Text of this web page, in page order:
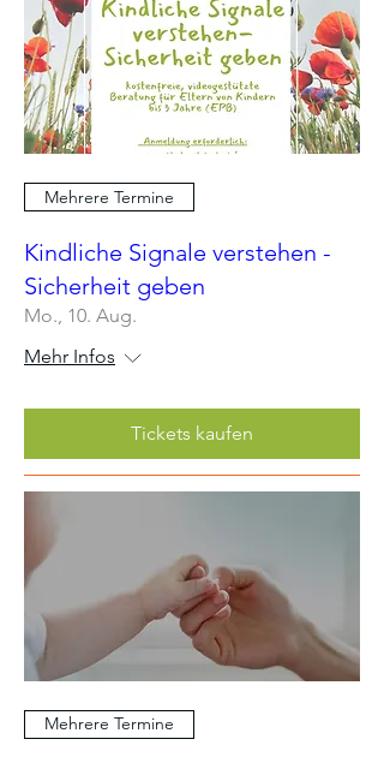
Mehrere Termine
Kindliche Signale verstehen -
Sicherheit geben
Mo., 10. Aug.
Mehr Infos
Tickets kaufen
Mehrere Termine